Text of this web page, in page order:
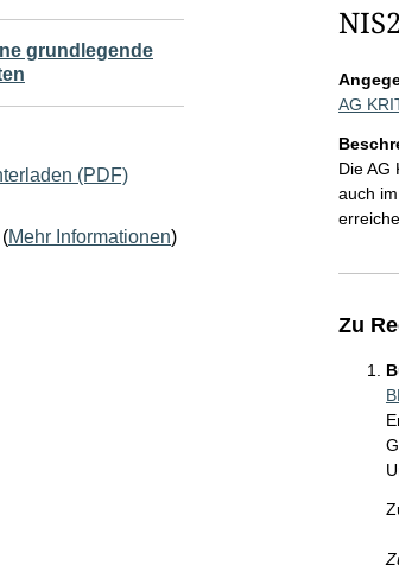
grundlegende
(PDF)
(Mehr Informationen)
NIS2
AG
Die AG
auch
Zu